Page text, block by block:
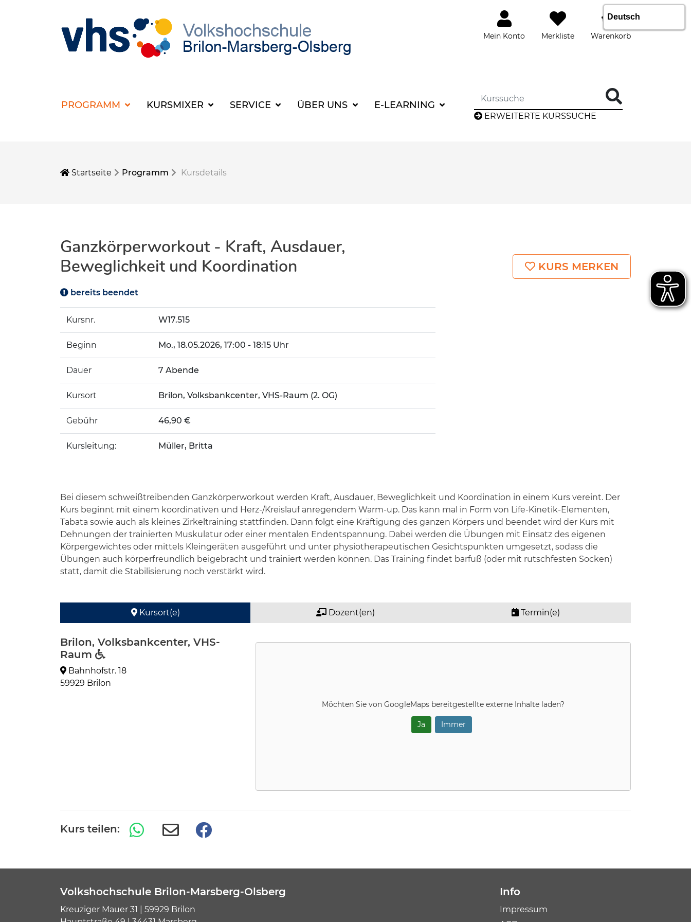
Mein Konto Merkliste Warenkorb
PROGRAMM KURSMIXER SERVICE ÜBER UNS E-LEARNING
ERWEITERTE KURSSUCHE
Startseite Programm Kursdetails
Ganzkörperworkout - Kraft, Ausdauer,
Beweglichkeit und Koordination
bereits beendet
Kursnr. W17.515
Beginn Mo., 18.05.2026, 17:00 - 18:15 Uhr
Dauer 7 Abende
Kursort Brilon, Volksbankcenter, VHS-Raum (2. OG)
Gebühr 46,90 €
Kursleitung: Müller, Britta
KURS MERKEN
Bei diesem schweißtreibenden Ganzkörperworkout werden Kraft, Ausdauer, Beweglichkeit und Koordination in einem Kurs vereint. Der
Kurs beginnt mit einem koordinativen und Herz-/Kreislauf anregendem Warm-up. Das kann mal in Form von Life-Kinetik-Elementen,
Tabata sowie auch als kleines Zirkeltraining stattfinden. Dann folgt eine Kräftigung des ganzen Körpers und beendet wird der Kurs mit
Dehnungen der trainierten Muskulatur oder einer mentalen Endentspannung. Dabei werden die Übungen mit Einsatz des eigenen
Körpergewichtes oder mittels Kleingeräten ausgeführt und unter physiotherapeutischen Gesichtspunkten umgesetzt, sodass die
Übungen auch körperfreundlich beigebracht und trainiert werden können. Das Training findet barfuß (oder mit rutschfesten Socken)
statt, damit die Stabilisierung noch verstärkt wird.
Kursort(e) Dozent(en) Termin(e)
Brilon, Volksbankcenter, VHS-
Raum
Bahnhofstr. 18
59929 Brilon
Möchten Sie von GoogleMaps bereitgestellte externe Inhalte laden?
Ja Immer
Kurs teilen:
Volkshochschule Brilon-Marsberg-Olsberg
Kreuziger Mauer 31 | 59929 Brilon
Info
Impressum